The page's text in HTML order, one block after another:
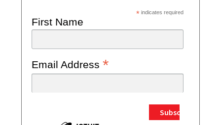
*indicates required
First Name
Email Address *